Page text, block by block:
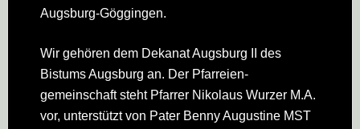
Augsburg-Göggingen.
Wir gehören dem Dekanat Augsburg II des
Bistums Augsburg an. Der Pfarreien­
gemeinschaft steht Pfarrer Nikolaus Wurzer M.A.
vor, unterstützt von Pater Benny Augustine MST